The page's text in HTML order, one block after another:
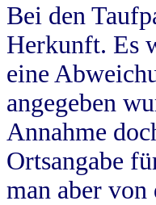
Bei den
Herkunft. Es
eine
angegeben
Annahme
Ortsangabe
man aber von